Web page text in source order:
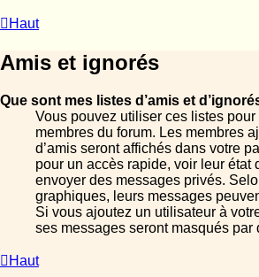
Haut
Amis et ignorés
Que sont mes listes d’amis et
Vous pouvez utiliser ces listes
membres du forum. Les membres
d’amis seront affichés dans votre
pour un accès rapide, voir leur état
envoyer des messages privés.
graphiques, leurs messages
Si vous ajoutez un utilisateur à
ses messages seront masqués par
Haut